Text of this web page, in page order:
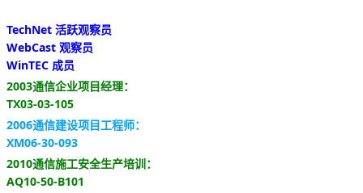
TechNet 活跃观察员
WebCast 观察员
WinTEC 成员
2003通信企业项目经理：
TX03-03-105
2006通信建设项目工程师：
XM06-30-093
2010通信施工安全生产培训：
AQ10-50-B101